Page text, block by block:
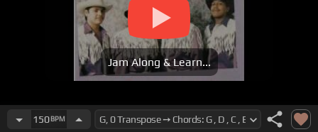
Jam Along & Learn...
150BPM